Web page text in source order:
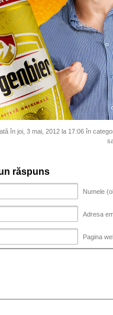
în joi, 3 mai, 2012 la 17:06 în
răspuns
Numele
Adresa
Pagina